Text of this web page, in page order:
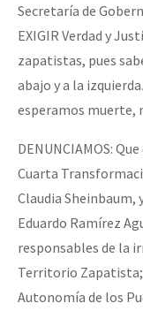
COVID-19
Eventos
Contacto
Secretaría de
EXIGIR Verdad y
zapatistas, pues
abajo y a la
esperamos muerte,
DENUNCIAMOS:
Cuarta
Claudia Sheinbaum,
Eduardo Ramírez
responsables de la
Territorio Zapatista;
Autonomía de los